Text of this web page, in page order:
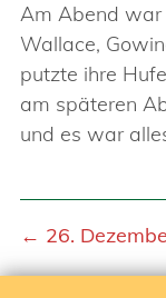
Am Abend war
Wallace,
putzte ihre
am späteren
und es war
← 26.